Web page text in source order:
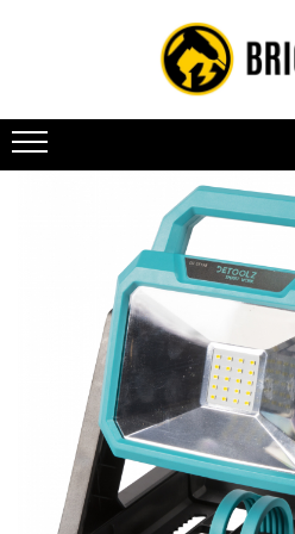
Toate Produsele
Vehicule electrice
Atv
Masini electrice
Piese de schimb vehicule electrice
Scutere electrice
Scutere pe benzina
Tricicluri cargo fara permis
Tricicluri persoane
Trotinete electrice